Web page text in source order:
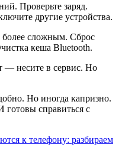
Проверьте заряд.
другие устройства.
более сложным. Сброс
кеша Bluetooth.
— несите в сервис. Но
Но иногда капризно.
справиться с